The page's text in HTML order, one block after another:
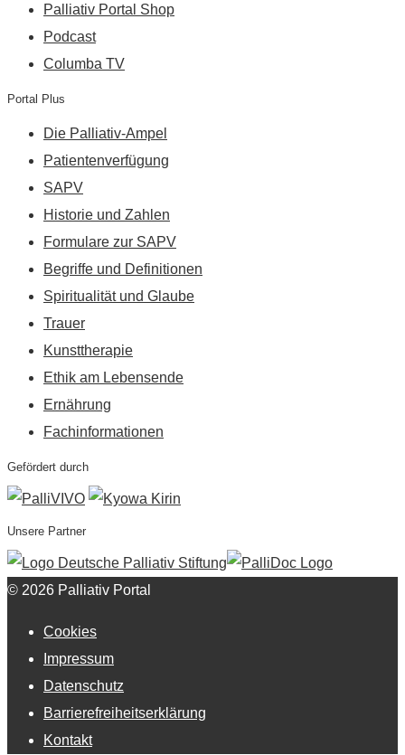
Palliativ Portal Shop
Podcast
Columba TV
Portal Plus
Die Palliativ-Ampel
Patientenverfügung
SAPV
Historie und Zahlen
Formulare zur SAPV
Begriffe und Definitionen
Spiritualität und Glaube
Trauer
Kunsttherapie
Ethik am Lebensende
Ernährung
Fachinformationen
Gefördert durch
Unsere Partner
© 2026 Palliativ Portal
Cookies
Impressum
Datenschutz
Barrierefreiheitserklärung
Kontakt